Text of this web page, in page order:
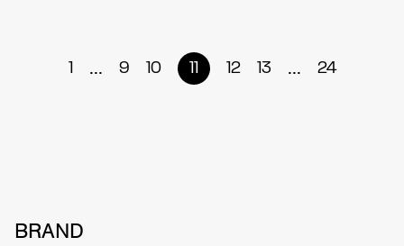
1 ... 9 10 11 12 13 ... 24
BRAND